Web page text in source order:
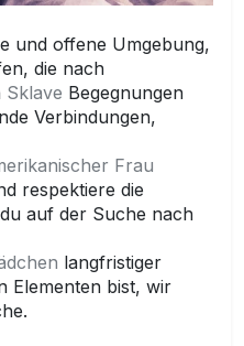
und offene Umgebung,
die nach
Sklave Begegnungen
Verbindungen,
Frau
respektiere die
auf der Suche nach
langfristiger
Elementen bist, wir